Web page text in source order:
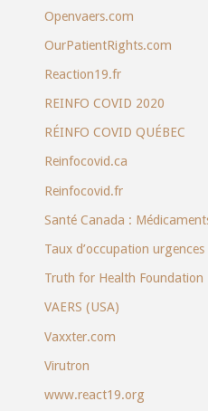
Openvaers.com
OurPatientRights.com
Reaction19.fr
REINFO COVID 2020
RÉINFO COVID QUÉBEC
Reinfocovid.ca
Reinfocovid.fr
Santé Canada :
Taux d’occupation urgences
Truth for Health Foundation
VAERS (USA)
Vaxxter.com
Virutron
www.react19.org